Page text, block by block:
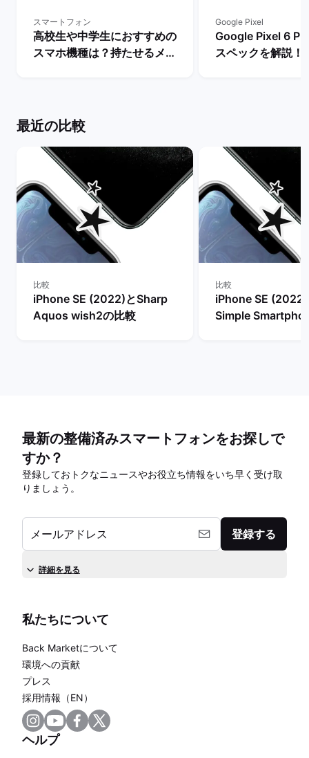
スマートフォン
高校生や中学生におすすめの
スマホ機種は？持たせるメリ
Google Pixel
Google Pixel 6
スペックを解説！
最近の比較
比較
iPhone SE (2022)とSharp
Aquos wish2の比較
比較
iPhone SE
Simple
最新の整備済みスマートフォンをお探しで
すか？
登録しておトクなニュースやお役立ち情報をいち早く受け取
りましょう。
メールアドレス 登録する
詳細を見る
私たちについて
Back Marketについて
環境への貢献
プレス
採用情報（EN）
ヘルプ